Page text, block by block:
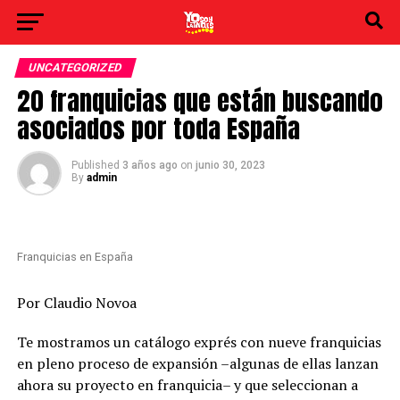
UNCATEGORIZED
20 franquicias que están buscando
asociados por toda España
Published 3 años ago on junio 30, 2023
By admin
Franquicias en España
Por Claudio Novoa
Te mostramos un catálogo exprés con nueve franquicias
en pleno proceso de expansión –algunas de ellas lanzan
ahora su proyecto en franquicia– y que seleccionan a